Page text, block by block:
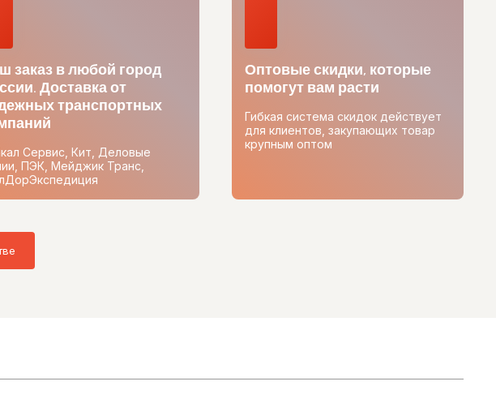
заказ в любой город
Доставка от
транспортных
Сервис, Кит, Деловые
ПЭК, Мейджик Транс,
Оптовые скидки, которые
помогут вам расти
Гибкая система скидок действует
для клиентов, закупающих товар
крупным оптом